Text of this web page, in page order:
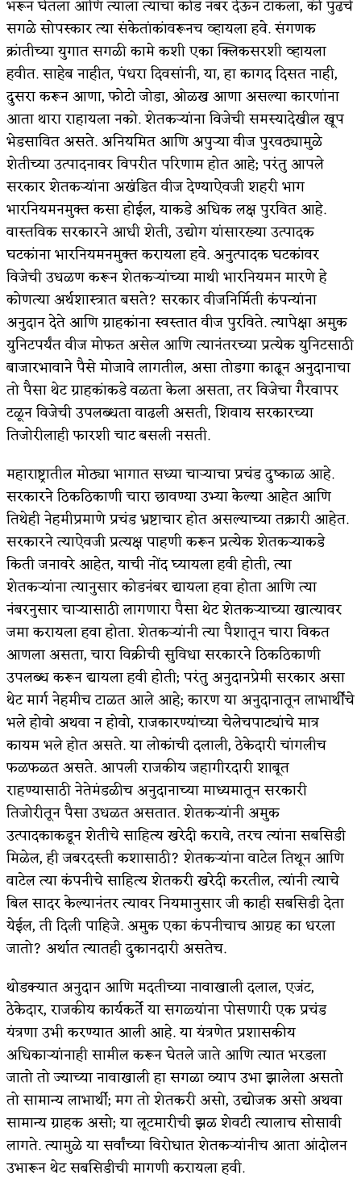
भरून घेतला आणि त्याला त्याचा कोड नंबर देऊन टाकला, की पुढचे
सगळे सोपस्कार त्या संकेतांकांवरूनच व्हायला हवे. संगणक
क्रांतीच्या युगात सगळी कामे कशी एका क्लिकसरशी व्हायला
हवीत. साहेब नाहीत, पंधरा दिवसांनी, या, हा कागद दिसत नाही,
दुसरा करून आणा, फोटो जोडा, ओळख आणा असल्या कारणांना
आता थारा राहायला नको. शेतकर्‍यांना विजेची समस्यादेखील खूप
भेडसावित असते. अनियमित आणि अपुर्‍या वीज पुरवठ्यामुळे
शेतीच्या उत्पादनावर विपरीत परिणाम होत आहे; परंतु आपले
सरकार शेतकर्‍यांना अखंडित वीज देण्याऐवजी शहरी भाग
भारनियमनमुक्त कसा होईल, याकडे अधिक लक्ष पुरवित आहे.
वास्तविक सरकारने आधी शेती, उद्योग यांसारख्या उत्पादक
घटकांना भारनियमनमुक्त करायला हवे. अनुत्पादक घटकांवर
विजेची उधळण करून शेतकर्‍यांच्या माथी भारनियमन मारणे हे
कोणत्या अर्थशास्त्रात बसते? सरकार वीजनिर्मिती कंपन्यांना
अनुदान देते आणि ग्राहकांना स्वस्तात वीज पुरविते. त्यापेक्षा अमुक
युनिटपर्यंत वीज मोफत असेल आणि त्यानंतरच्या प्रत्येक युनिटसाठी
बाजारभावाने पैसे मोजावे लागतील, असा तोडगा काढून अनुदानाचा
तो पैसा थेट ग्राहकांकडे वळता केला असता, तर विजेचा गैरवापर
टळून विजेची उपलब्धता वाढली असती, शिवाय सरकारच्या
तिजोरीलाही फारशी चाट बसली नसती.
महाराष्ट्रातील मोठ्या भागात सध्या चार्‍याचा प्रचंड दुष्काळ आहे.
सरकारने ठिकठिकाणी चारा छावण्या उभ्या केल्या आहेत आणि
तिथेही नेहमीप्रमाणे प्रचंड भ्रष्टाचार होत असल्याच्या तक्रारी आहेत.
सरकारने त्याऐवजी प्रत्यक्ष पाहणी करून प्रत्येक शेतकर्‍याकडे
किती जनावरे आहेत, याची नोंद घ्यायला हवी होती, त्या
शेतकर्‍यांना त्यानुसार कोडनंबर द्यायला हवा होता आणि त्या
नंबरनुसार चार्‍यासाठी लागणारा पैसा थेट शेतकर्‍याच्या खात्यावर
जमा करायला हवा होता. शेतकर्‍यांनी त्या पैशातून चारा विकत
आणला असता, चारा विक्रीची सुविधा सरकारने ठिकठिकाणी
उपलब्ध करून द्यायला हवी होती; परंतु अनुदानप्रेमी सरकार असा
थेट मार्ग नेहमीच टाळत आले आहे; कारण या अनुदानातून लाभार्थींचे
भले होवो अथवा न होवो, राजकारण्यांच्या चेलेचपाट्यांचे मात्र
कायम भले होत असते. या लोकांची दलाली, ठेकेदारी चांगलीच
फळफळत असते. आपली राजकीय जहागीरदारी शाबूत
राहण्यासाठी नेतेमंडळीच अनुदानाच्या माध्यमातून सरकारी
तिजोरीतून पैसा उधळत असतात. शेतकर्‍यांनी अमुक
उत्पादकाकडून शेतीचे साहित्य खरेदी करावे, तरच त्यांना सबसिडी
मिळेल, ही जबरदस्ती कशासाठी? शेतकर्‍यांना वाटेल तिथून आणि
वाटेल त्या कंपनीचे साहित्य शेतकरी खरेदी करतील, त्यांनी त्याचे
बिल सादर केल्यानंतर त्यावर नियमानुसार जी काही सबसिडी देता
येईल, ती दिली पाहिजे. अमुक एका कंपनीचाच आग्रह का धरला
जातो? अर्थात त्यातही दुकानदारी असतेच.
थोडक्यात अनुदान आणि मदतीच्या नावाखाली दलाल, एजंट,
ठेकेदार, राजकीय कार्यकर्ते या सगळ्यांना पोसणारी एक प्रचंड
यंत्रणा उभी करण्यात आली आहे. या यंत्रणेत प्रशासकीय
अधिकार्‍यांनाही सामील करून घेतले जाते आणि त्यात भरडला
जातो तो ज्याच्या नावाखाली हा सगळा व्याप उभा झालेला असतो
तो सामान्य लाभार्थी; मग तो शेतकरी असो, उद्योजक असो अथवा
सामान्य ग्राहक असो; या लूटमारीची झळ शेवटी त्यालाच सोसावी
लागते. त्यामुळे या सर्वांच्या विरोधात शेतकर्‍यांनीच आता आंदोलन
उभारून थेट सबसिडीची मागणी करायला हवी.